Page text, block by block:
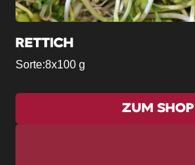
RETTICH
Sorte:8x100 g
ZUM SHOP